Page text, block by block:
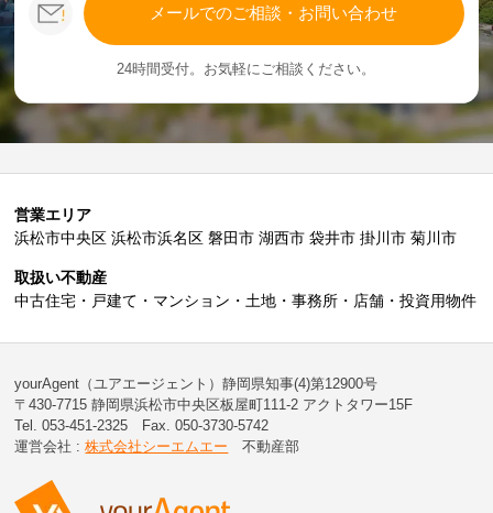
メールでのご相談・お問い合わせ
24時間受付。お気軽にご相談ください。
営業エリア
浜松市中央区 浜松市浜名区 磐田市 湖西市 袋井市 掛川市 菊川市
取扱い不動産
中古住宅・戸建て・マンション・土地・事務所・店舗・投資用物件
yourAgent（ユアエージェント）静岡県知事(4)第12900号
〒430-7715 静岡県浜松市中央区板屋町111-2 アクトタワー15F
Tel. 053-451-2325 Fax. 050-3730-5742
運営会社 :株式会社シーエムエー 不動産部